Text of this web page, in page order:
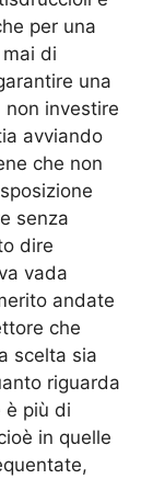
per una
di
una
investire
avviando
che non
senza
dire
vada
andate
che
scelta sia
riguarda
è più di
in quelle